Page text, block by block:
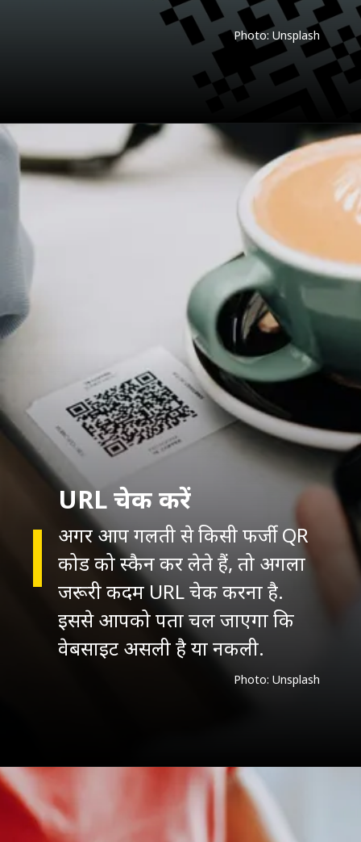
Photo: Unsplash
URL चेक करें
अगर आप गलती से किसी फर्जी QR
कोड को स्कैन कर लेते हैं, तो अगला
जरूरी कदम URL चेक करना है.
इससे आपको पता चल जाएगा कि
वेबसाइट असली है या नकली.
Photo: Unsplash